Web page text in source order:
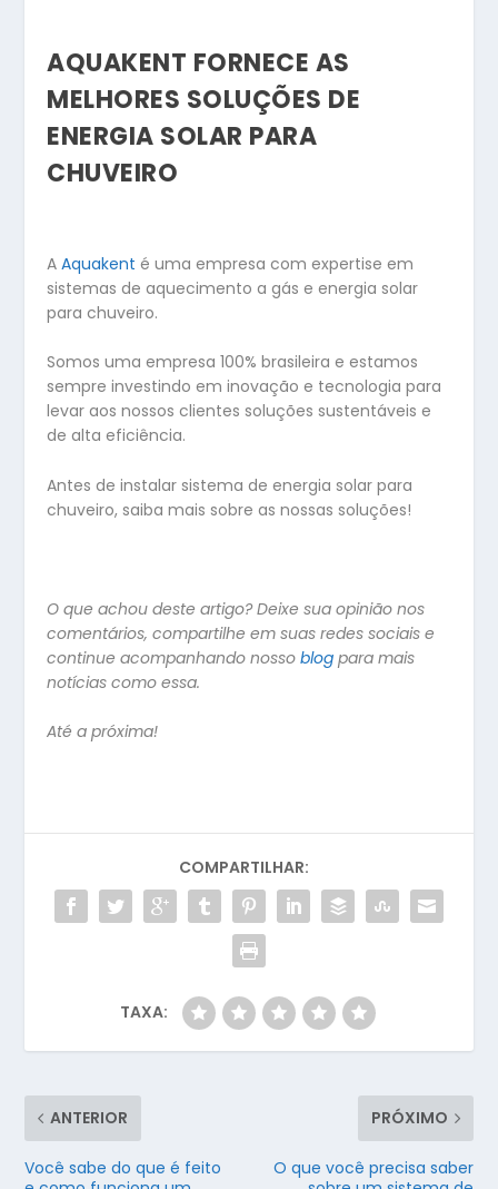
AQUAKENT FORNECE AS
MELHORES SOLUÇÕES DE
ENERGIA SOLAR PARA
CHUVEIRO
AAquakent é uma empresa com expertise em
sistemas de aquecimento a gás e energia solar
para chuveiro.
Somos uma empresa 100% brasileira e estamos
sempre investindo em inovação e tecnologia para
levar aos nossos clientes soluções sustentáveis e
de alta eficiência.
Antes de instalar sistema de energia solar para
chuveiro, saiba mais sobre as nossas soluções!
O que achou deste artigo? Deixe sua opinião nos
comentários, compartilhe em suas redes sociais e
continue acompanhando nossoblog para mais
notícias como essa.
Até a próxima!
COMPARTILHAR:
TAXA:
ANTERIOR
Você sabe do que é feito
PRÓXIMO
O que você precisa saber